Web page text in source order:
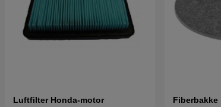
Luftfilter Honda-motor Fiberbakke